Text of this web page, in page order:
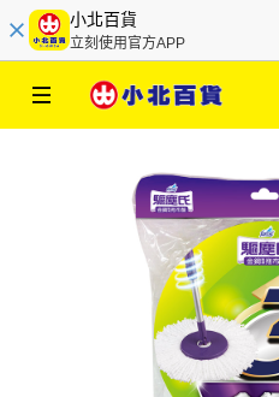
小北百貨
立刻使用官方APP